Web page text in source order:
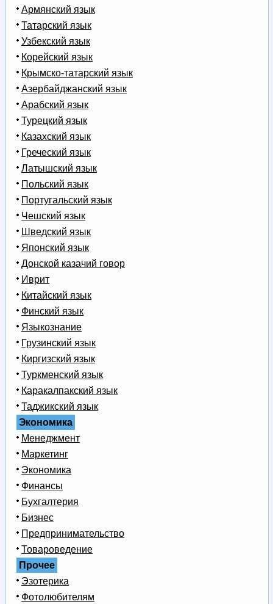
Армянский язык
Татарский язык
Узбекский язык
Корейский язык
Крымско-татарский язык
Азербайджанский язык
Арабский язык
Турецкий язык
Казахский язык
Греческий язык
Латышский язык
Польский язык
Португальский язык
Чешский язык
Шведский язык
Японский язык
Донской казачий говор
Иврит
Китайский язык
Финский язык
Языкознание
Грузинский язык
Киргизский язык
Туркменский язык
Каракалпакский язык
Таджикский язык
Экономика
Менеджмент
Маркетинг
Экономика
Финансы
Бухгалтерия
Бизнес
Предпринимательство
Товароведение
Прочее
Эзотерика
Фотолюбителям